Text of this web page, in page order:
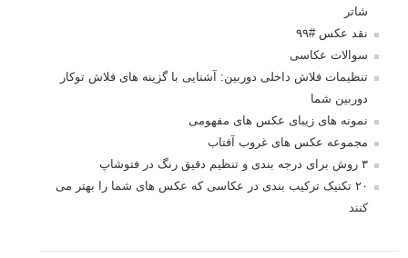
شاتر
نقد عکس #۹۹
سوالات عکاسی
تنظیمات فلاش داخلی دوربین: آشنایی با گزینه های فلاش توکار
دوربین شما
نمونه های زیبای عکس های مفهومی
مجموعه عکس های غروب آفتاب
۳ روش برای درجه بندی و تنظیم دقیق رنگ در فتوشاپ
۲۰ تکنیک ترکیب بندی در عکاسی که عکس های شما را بهتر می
کنند